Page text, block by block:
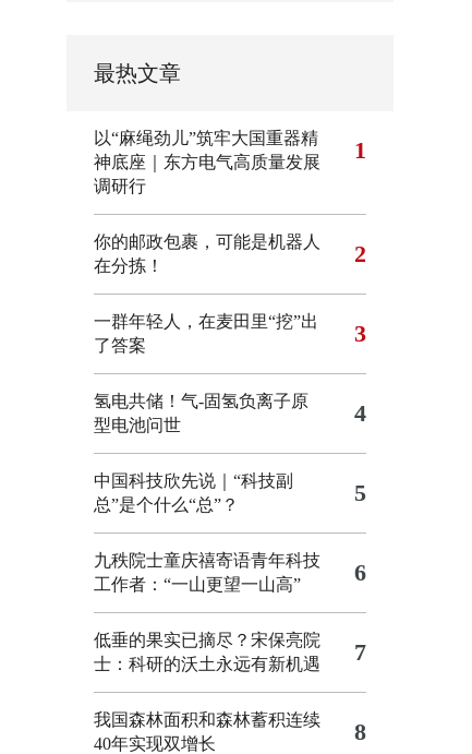
最热文章
以“麻绳劲儿”筑牢大国重器精
神底座｜东方电气高质量发展
调研行
1
你的邮政包裹，可能是机器人
在分拣！
2
一群年轻人，在麦田里“挖”出
了答案
3
氢电共储！气-固氢负离子原
型电池问世
4
中国科技欣先说｜“科技副
总”是个什么“总”？
5
九秩院士童庆禧寄语青年科技
工作者：“一山更望一山高”
6
低垂的果实已摘尽？宋保亮院
士：科研的沃土永远有新机遇
7
我国森林面积和森林蓄积连续
40年实现双增长
8